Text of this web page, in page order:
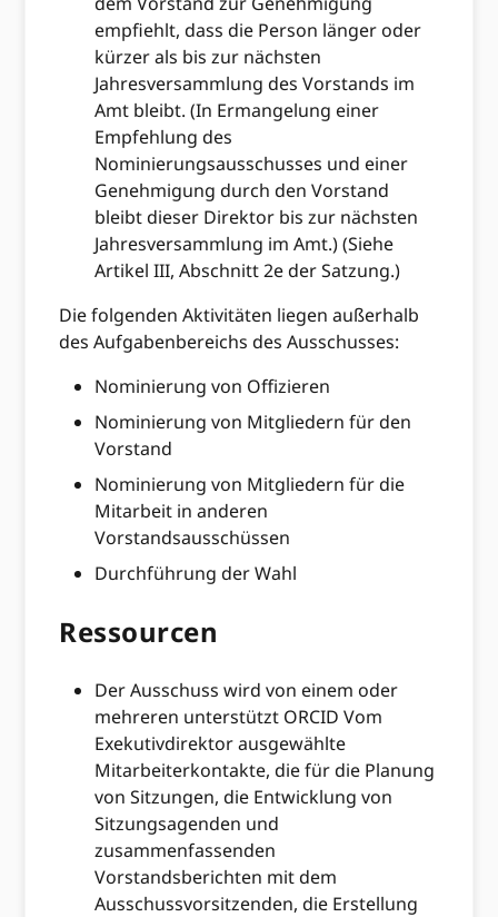
empfiehlt, dass die Person länger oder
kürzer als bis zur nächsten
Jahresversammlung des Vorstands im
Amt bleibt. (In Ermangelung einer
Empfehlung des
Nominierungsausschusses und einer
Genehmigung durch den Vorstand
bleibt dieser Direktor bis zur nächsten
Jahresversammlung im Amt.) (Siehe
Artikel III, Abschnitt 2e der Satzung.)
Die folgenden Aktivitäten liegen außerhalb
des Aufgabenbereichs des Ausschusses:
Nominierung von Offizieren
Nominierung von Mitgliedern für den
Vorstand
Nominierung von Mitgliedern für die
Mitarbeit in anderen
Vorstandsausschüssen
Durchführung der Wahl
Ressourcen
Der Ausschuss wird von einem oder
mehreren unterstützt ORCID Vom
Exekutivdirektor ausgewählte
Mitarbeiterkontakte, die für die Planung
von Sitzungen, die Entwicklung von
Sitzungsagenden und
zusammenfassenden
Vorstandsberichten mit dem
Ausschussvorsitzenden, die Erstellung